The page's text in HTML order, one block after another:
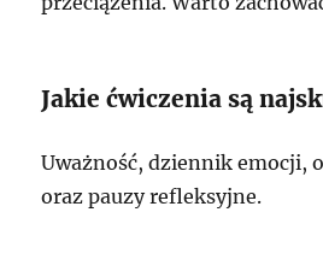
Jakie ćwiczenia są
Uważność, dziennik emocji,
oraz pauzy refleksyjne.